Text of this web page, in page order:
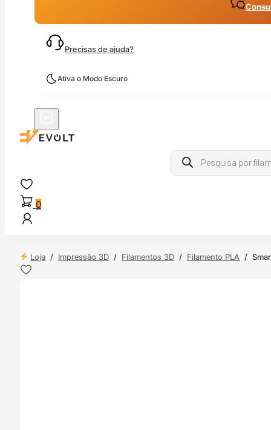
Precisas de ajuda?
Ativa o Modo Escuro
Products
search
0
Loja / Impressão 3D / Filamentos 3D / Filamento PLA /